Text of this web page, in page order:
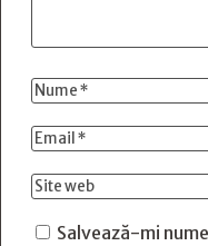
Salvează-mi